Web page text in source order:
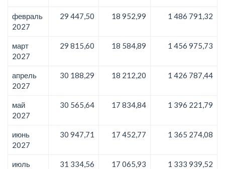
февраль
2027
29 447,50 18 952,99 1 486 791,32
март
2027
29 815,60 18 584,89 1 456 975,73
апрель
2027
30 188,29 18 212,20 1 426 787,44
май
2027
30 565,64 17 834,84 1 396 221,79
июнь
2027
30 947,71 17 452,77 1 365 274,08
июль
31 334,56 17 065,93 1 333 939,52